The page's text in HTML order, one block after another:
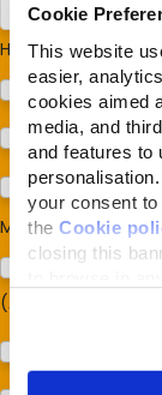
Cookie
This website
easier,
cookies aimed
media, and
and features to
your consent
the Cookie
closing this
Hai cani o gatti? *
Cane
Gatto
Per ora no
Mi interessa:*
Sostegno al
(Almonature -